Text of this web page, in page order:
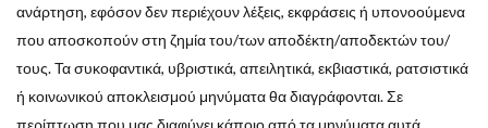
ανάρτηση, εφόσον δεν περιέχουν λέξεις, εκφράσεις ή υπονοούμενα
που αποσκοπούν στη ζημία του/των αποδέκτη/αποδεκτών του/
τους. Τα συκοφαντικά, υβριστικά, απειλητικά, εκβιαστικά, ρατσιστικά
ή κοινωνικού αποκλεισμού μηνύματα θα διαγράφονται. Σε
περίπτωση που μας διαφύγει κάποιο από τα μηνύματα αυτά,